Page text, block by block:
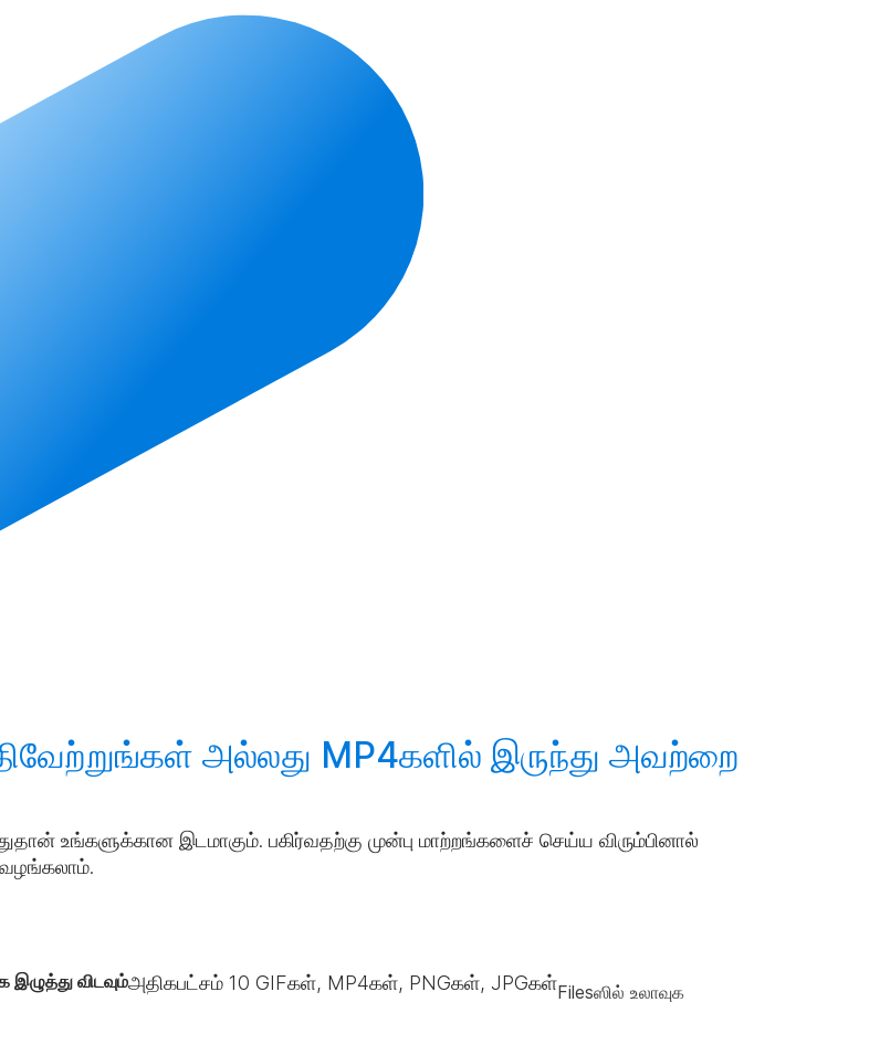
அல்லது MP4களில் இருந்து அவற்றை
உங்களுக்கான இடமாகும். பகிர்வதற்கு முன்பு மாற்றங்களைச் செய்ய விரும்பினால்
விடவும்அதிகபட்சம் 10 GIFகள், MP4கள், PNGகள், JPGகள்Filesஸில் உலாவுக